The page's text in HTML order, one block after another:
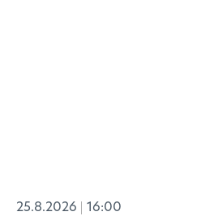
25.8.2026 16:00